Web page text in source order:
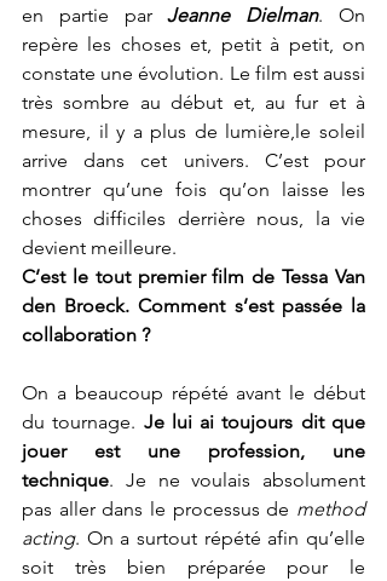
en partie par
Jeanne Dielman. On
repère les choses et, petit à petit, on
constate une évolution. Le film est aussi
très sombre au début et, au fur et à
mesure, il y a plus de lumière,le soleil
arrive dans cet univers. C’est pour
montrer qu’une fois qu’on laisse les
choses difficiles derrière nous, la vie
devient meilleure.
C’est le tout premier film de Tessa Van
den Broeck. Comment s’est passée la
collaboration ?
On a beaucoup répété avant le début
du tournage. Je lui ai toujours dit que
jouer est une profession, une
technique. Je ne voulais absolument
pas aller dans le processus de method
acting. On a surtout répété afin qu’elle
soit très bien préparée pour le